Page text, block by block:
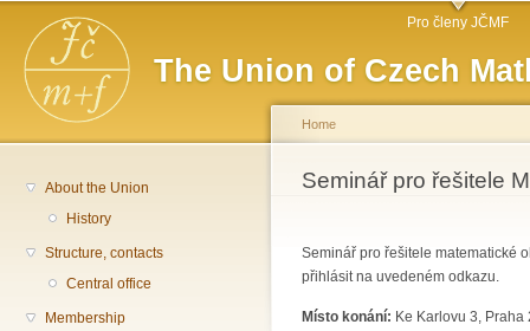
The Union of Czech
Main menu Pro členy JČMF
About the Union
History
Structure, contacts
Central office
Membership
You are here
Home
Seminář pro řešitele
Seminář pro řešitele matematické
přihlásit na uvedeném odkazu.
Místo konání: Ke Karlovu 3,